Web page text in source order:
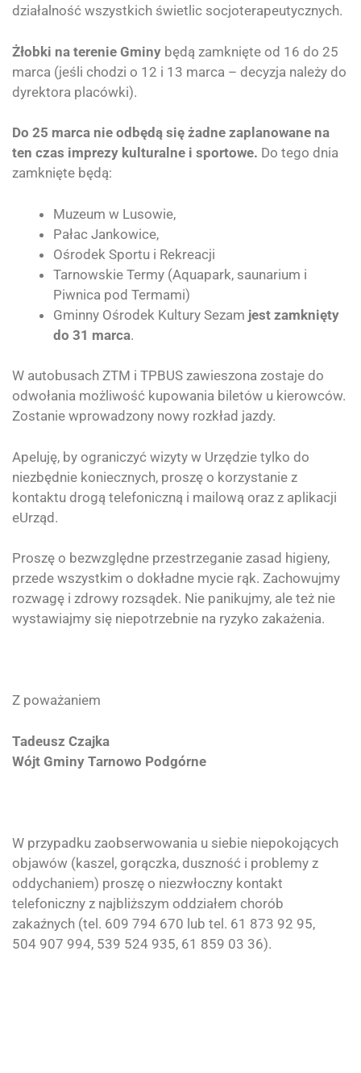
działalność wszystkich świetlic socjoterapeutycznych.
Żłobki na terenie Gminy będą zamknięte od 16 do 25
marca (jeśli chodzi o 12 i 13 marca – decyzja należy do
dyrektora placówki).
Do 25 marca nie odbędą się żadne zaplanowane na
ten czas imprezy kulturalne i sportowe. Do tego dnia
zamknięte będą:
Muzeum w Lusowie,
Pałac Jankowice,
Ośrodek Sportu i Rekreacji
Tarnowskie Termy (Aquapark, saunarium i
Piwnica pod Termami)
Gminny Ośrodek Kultury Sezam jest zamknięty
do 31 marca.
W autobusach ZTM i TPBUS zawieszona zostaje do
odwołania możliwość kupowania biletów u kierowców.
Zostanie wprowadzony nowy rozkład jazdy.
Apeluję, by ograniczyć wizyty w Urzędzie tylko do
niezbędnie koniecznych, proszę o korzystanie z
kontaktu drogą telefoniczną i mailową oraz z aplikacji
eUrząd.
Proszę o bezwzględne przestrzeganie zasad higieny,
przede wszystkim o dokładne mycie rąk. Zachowujmy
rozwagę i zdrowy rozsądek. Nie panikujmy, ale też nie
wystawiajmy się niepotrzebnie na ryzyko zakażenia.
Z poważaniem
Tadeusz Czajka
Wójt Gminy Tarnowo Podgórne
W przypadku zaobserwowania u siebie niepokojących
objawów (kaszel, gorączka, duszność i problemy z
oddychaniem) proszę o niezwłoczny kontakt
telefoniczny z najbliższym oddziałem chorób
zakaźnych (tel. 609 794 670 lub tel. 61 873 92 95,
504 907 994, 539 524 935, 61 859 03 36).